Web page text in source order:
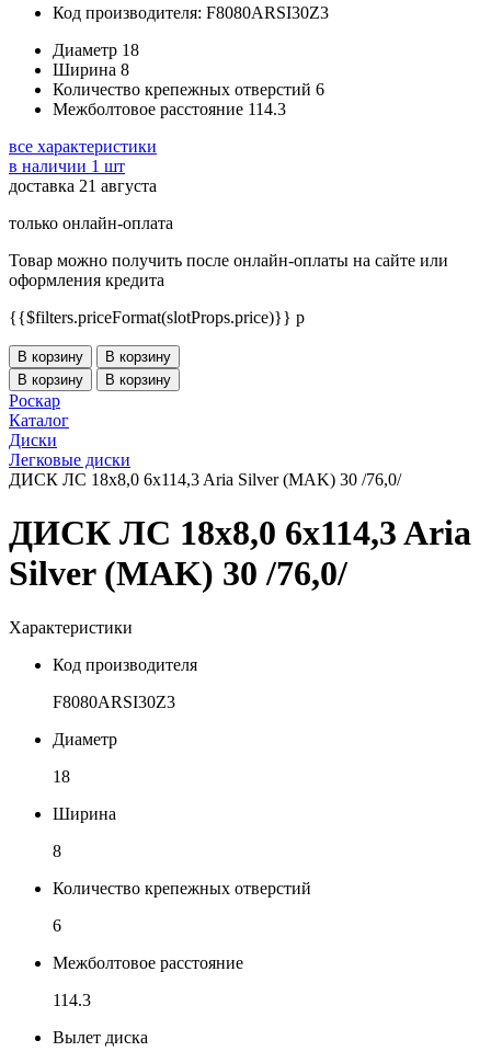
Код производителя: F8080ARSI30Z3
Диаметр 18
Ширина 8
Количество крепежных отверстий 6
Межболтовое расстояние 114.3
все характеристики
в наличии 1 шт
доставка 21 августа
только онлайн-оплата
Товар можно получить после онлайн-оплаты на сайте или
оформления кредита
{{$filters.priceFormat(slotProps.price)}} p
В корзину
В корзину
В корзину
В корзину
Роскар
Каталог
Диски
Легковые диски
ДИСК ЛС 18x8,0 6x114,3 Aria Silver (MAK) 30 /76,0/
ДИСК ЛС 18x8,0 6x114,3 Aria
Silver (MAK) 30 /76,0/
Характеристики
Код производителя
F8080ARSI30Z3
Диаметр
18
Ширина
8
Количество крепежных отверстий
6
Межболтовое расстояние
114.3
Вылет диска